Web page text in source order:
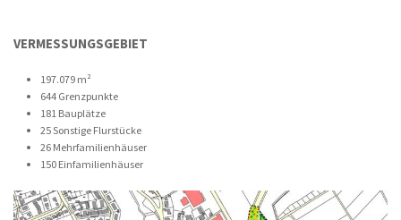
VERMESSUNGSGEBIET
197.079 m²
644 Grenzpunkte
181 Bauplätze
25 Sonstige Flurstücke
26 Mehrfamilienhäuser
150 Einfamilienhäuser